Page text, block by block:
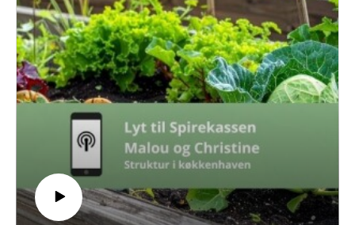
som barn. Mest fordi det så virkelig sejt ud at stå bag på
skraldebilen og hoppe af og på.
Så vejen til gartnerlivet har været lidt forskellig.
Christine tog en tur forbi sygeplejen, før hun fandt ud af, at
planter faktisk minder overraskende meget om mennesker –
de siger bare ikke noget, når de har det skidt.
Og Malou fandt først ud af, at hun ville arbejde med planter,
da hun stod på en lille tomatfarm i Argentina og hang
soltørrede tomater op i solen.
Så i dag skal vi snakke om vejen ind i gartnerlivet, om
barndomsdrømme, om at finde det rigtige sted – og om
hvorfor jorden nogle gange bare begynder at kalde.